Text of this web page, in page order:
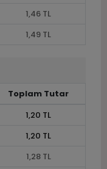
1,46 TL
1,49 TL
Toplam Tutar
1,20 TL
1,20 TL
1,28 TL